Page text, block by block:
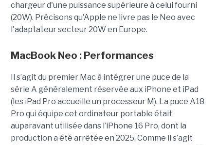
chargeur d'une puissance supérieure à celui fourni
(20W). Précisons qu'Apple ne livre pas le Neo avec
l'adaptateur secteur 20W en Europe.
MacBook Neo : Performances
Il s’agit du premier Mac à intégrer une puce de la
série A généralement réservée aux iPhone et iPad
(les iPad Pro accueille un processeur M). La puce A18
Pro qui équipe cet ordinateur portable était
auparavant utilisée dans l’iPhone 16 Pro, dont la
production a été arrêtée en 2025. Comme il s’agit